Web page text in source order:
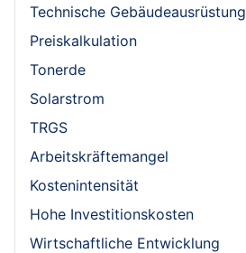
Technische Gebäudeausrüstung
Preiskalkulation
Tonerde
Solarstrom
TRGS
Arbeitskräftemangel
Kostenintensität
Hohe Investitionskosten
Wirtschaftliche Entwicklung